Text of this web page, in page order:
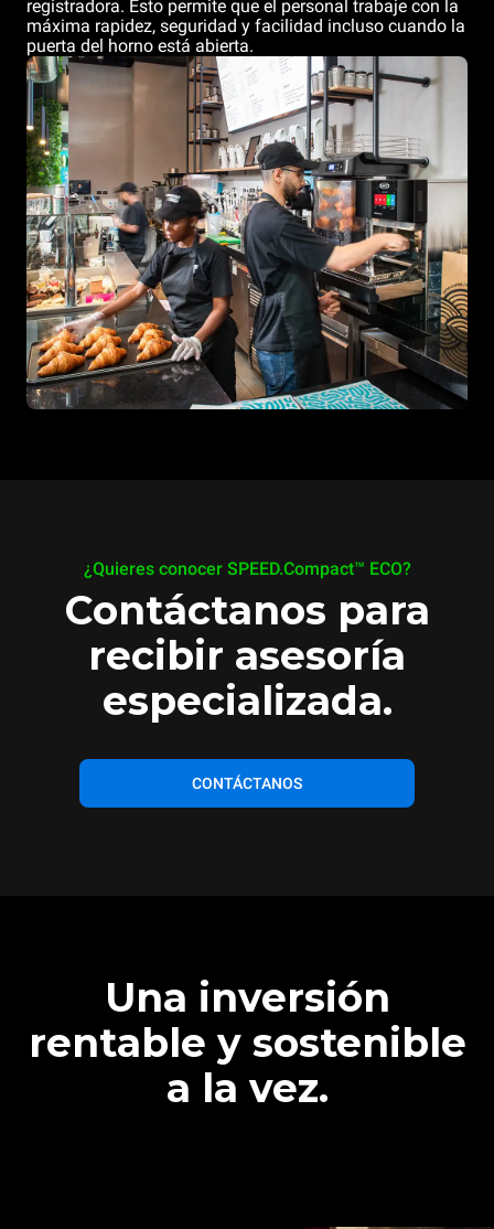
registradora. Esto permite que el personal trabaje con la
máxima rapidez, seguridad y facilidad incluso cuando la
puerta del horno está abierta.
¿Quieres conocer SPEED.Compact™ ECO?
Contáctanos para
recibir asesoría
especializada.
CONTÁCTANOS
Una inversión
rentable y sostenible
a la vez.